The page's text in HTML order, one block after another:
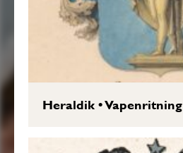
Heraldik•Vapenritning